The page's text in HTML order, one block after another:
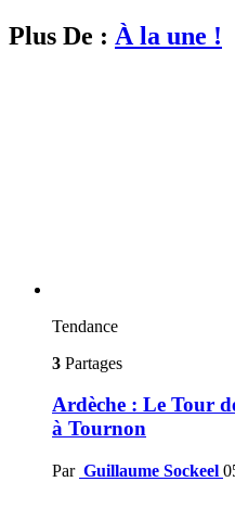
Plus De : À la une !
Tendance
3 Partages
Ardèche : Le Tour
à Tournon
Par Guillaume Sockeel